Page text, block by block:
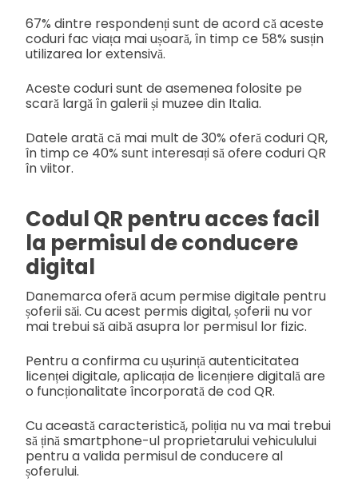
67% dintre respondenți sunt de acord că aceste
coduri fac viața mai ușoară, în timp ce 58% susțin
utilizarea lor extensivă.
Aceste coduri sunt de asemenea folosite pe
scară largă în galerii și muzee din Italia.
Datele arată că mai mult de 30% oferă coduri QR,
în timp ce 40% sunt interesați să ofere coduri QR
în viitor.
Codul QR pentru acces facil
la permisul de conducere
digital
Danemarca oferă acum permise digitale pentru
șoferii săi. Cu acest permis digital, șoferii nu vor
mai trebui să aibă asupra lor permisul lor fizic.
Pentru a confirma cu ușurință autenticitatea
licenței digitale, aplicația de licențiere digitală are
o funcționalitate încorporată de cod QR.
Cu această caracteristică, poliția nu va mai trebui
să țină smartphone-ul proprietarului vehiculului
pentru a valida permisul de conducere al
șoferului.